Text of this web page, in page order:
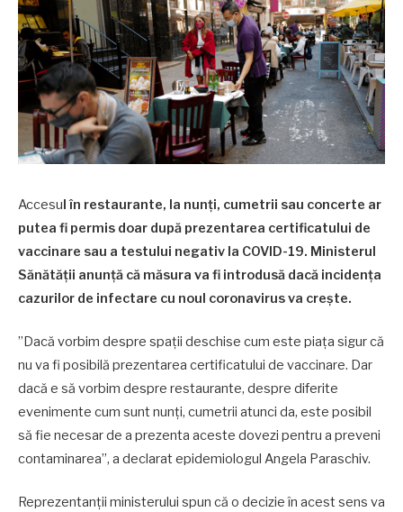
Accesul în restaurante, la nunți, cumetrii sau concerte ar
putea fi permis doar după prezentarea certificatului de
vaccinare sau a testului negativ la COVID-19. Ministerul
Sănătății anunță că măsura va fi introdusă dacă incidența
cazurilor de infectare cu noul coronavirus va crește.
”Dacă vorbim despre spații deschise cum este piața sigur că
nu va fi posibilă prezentarea certificatului de vaccinare. Dar
dacă e să vorbim despre restaurante, despre diferite
evenimente cum sunt nunți, cumetrii atunci da, este posibil
să fie necesar de a prezenta aceste dovezi pentru a preveni
contaminarea”, a declarat epidemiologul Angela Paraschiv.
Reprezentanții ministerului spun că o decizie în acest sens va